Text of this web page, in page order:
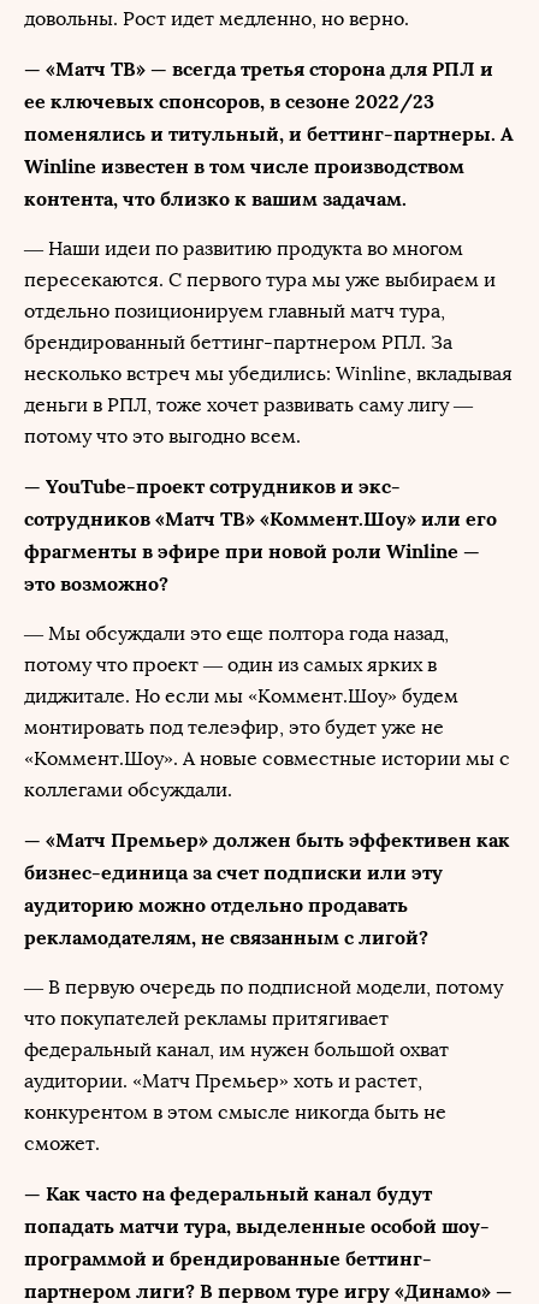
довольны. Рост идет медленно, но верно.
— «Матч ТВ» — всегда третья сторона для РПЛ и
ее ключевых спонсоров, в сезоне 2022/23
поменялись и титульный, и беттинг-партнеры. А
Winline известен в том числе производством
контента, что близко к вашим задачам.
— Наши идеи по развитию продукта во многом
пересекаются. С первого тура мы уже выбираем и
отдельно позиционируем главный матч тура,
брендированный беттинг-партнером РПЛ. За
несколько встреч мы убедились: Winline, вкладывая
деньги в РПЛ, тоже хочет развивать саму лигу —
потому что это выгодно всем.
— YouTube-проект сотрудников и экс-
сотрудников «Матч ТВ» «Коммент.Шоу» или его
фрагменты в эфире при новой роли Winline —
это возможно?
— Мы обсуждали это еще полтора года назад,
потому что проект — один из самых ярких в
диджитале. Но если мы «Коммент.Шоу» будем
монтировать под телеэфир, это будет уже не
«Коммент.Шоу». А новые совместные истории мы с
коллегами обсуждали.
— «Матч Премьер» должен быть эффективен как
бизнес-единица за счет подписки или эту
аудиторию можно отдельно продавать
рекламодателям, не связанным с лигой?
— В первую очередь по подписной модели, потому
что покупателей рекламы притягивает
федеральный канал, им нужен большой охват
аудитории. «Матч Премьер» хоть и растет,
конкурентом в этом смысле никогда быть не
сможет.
— Как часто на федеральный канал будут
попадать матчи тура, выделенные особой шоу-
программой и брендированные беттинг-
партнером лиги? В первом туре игру «Динамо» —